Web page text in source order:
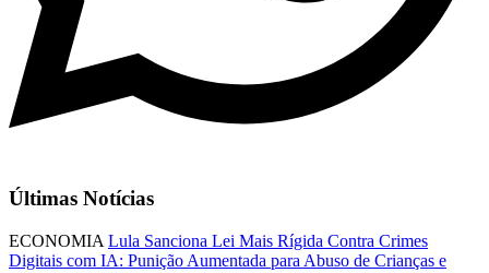
Últimas Notícias
ECONOMIA Lula Sanciona Lei Mais Rígida Contra Crimes
Digitais com IA: Punição Aumentada para Abuso de Crianças e